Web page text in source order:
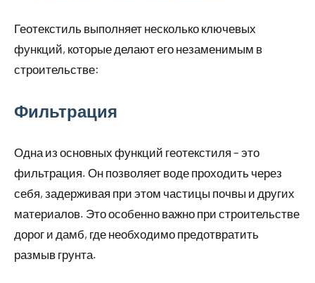
Геотекстиль выполняет несколько ключевых
функций, которые делают его незаменимым в
строительстве:
Фильтрация
Одна из основных функций геотекстиля – это
фильтрация. Он позволяет воде проходить через
себя, задерживая при этом частицы почвы и других
материалов. Это особенно важно при строительстве
дорог и дамб, где необходимо предотвратить
размыв грунта.